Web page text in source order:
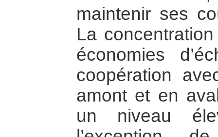
maintenir ses
La
économies
coopération
amont et en
un niveau